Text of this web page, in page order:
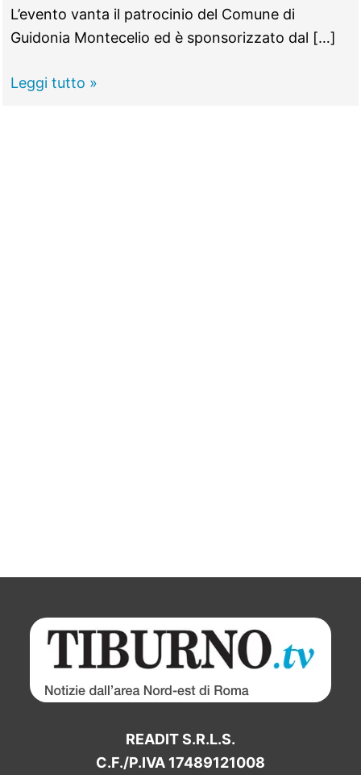
L’evento vanta il patrocinio del Comune di
Guidonia Montecelio ed è sponsorizzato dal […]
GUIDONIA
Leggi tutto »
READIT S.R.L.S.
C.F./P.IVA 17489121008